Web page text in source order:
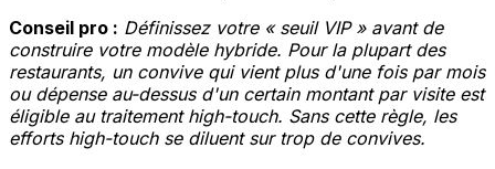
Conseil pro : Définissez votre « seuil VIP » avant de
construire votre modèle hybride. Pour la plupart des
restaurants, un convive qui vient plus d'une fois par mois
ou dépense au-dessus d'un certain montant par visite est
éligible au traitement high-touch. Sans cette règle, les
efforts high-touch se diluent sur trop de convives.